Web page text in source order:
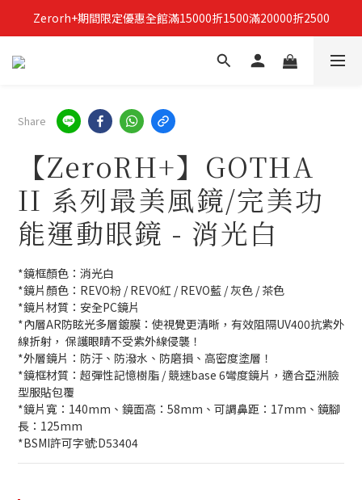
立即加入Zerorh+官網會員，獲得購物禮金
Zerorh+期間限定優惠全館滿15000折1500滿20000折2500
立即加入Zerorh+官網會員，獲得購物禮金
Share
【ZeroRH+】GOTHA
II 系列最美風鏡/完美功
能運動眼鏡 - 消光白
*鏡框顏色：消光白
*鏡片顏色：REVO粉 / REVO紅 / REVO藍 / 灰色 / 茶色
*鏡片材質：安全PC鏡片
*內層AR防眩光多層鍍膜：使視覺更清晰，有效阻隔UV400抗紫外
線折射， 保護眼睛不受紫外線侵襲！
*外層鏡片：防汙、防潑水、防磨損、高密度塗層！
*鏡框材質：超彈性記憶樹脂 / 競速base 6彎度鏡片，適合亞洲臉
型服貼包覆
*鏡片寬：140mm、鏡面高：58mm、可調鼻距：17mm、鏡腳
長：125mm
*BSMI許可字號:D53404